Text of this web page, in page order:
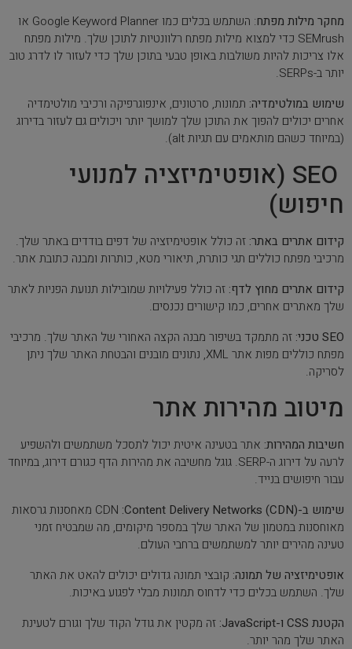
מחקר מילות מפתח
: השתמש בכלים כמו Google Keyword Planner או
SEMrush כדי למצוא מילות מפתח רלוונטיות לתוכן שלך. מילות מפתח
אלו צריכות להיות משולבות באופן טבעי בתוכן שלך כדי לעזור לו לדרג טוב
יותר ב-SERPs.
שימוש במולטימדיה: תמונות, סרטונים, אינפוגרפיקה ורכיבי מולטימדיה
אחרים יכולים להפוך את התוכן שלך למושך יותר ויכולים גם לעזור בדירוג
(במיוחד כשהם מותאמים עם תגיות alt).
SEO (אופטימיזציה למנועי
חיפוש)
קידום אתרים באתר: זה כולל אופטימיזציה של דפים בודדים באתר שלך.
מרכיבי מפתח כוללים תגי כותרת, תיאורי מטא, כותרות ומבנה כתובת אתר.
קידום אתרים מחוץ לדף: זה כולל פעילויות שמובילות תנועת הפניות לאתר
שלך מאתרים אחרים, כמו קישורים נכנסים.
SEO טכני:
זה מתמקד בשיפור מבנה הקצה האחורי של האתר שלך. מרכיבי
מפתח כוללים מפות אתר XML, נתונים מובנים והבטחת האתר שלך ניתן
לסריקה.
מיטוב מהירות אתר
חשיבות המהירות: אתר בטעינה איטית יכול לתסכל משתמשים ולהשפיע
לרעה על דירוג ה-SERP. גוגל מחשיבה את מהירות הדף כגורם דירוג, במיוחד
עבור חיפושים בנייד.
שימוש ב-
CDN :Content Delivery Networks (CDN)
מאחסנות גרסאות
מאוחסנות במטמון של האתר שלך במספר מיקומים, מה שמבטיח זמני
טעינה מהירים יותר למשתמשים ברחבי העולם.
אופטימיזציה של תמונה: קובצי תמונה גדולים יכולים להאט את האתר
שלך. השתמש בכלים כדי לדחוס תמונות מבלי לפגוע באיכות.
הקטנת CSS ו-JavaScript:
זה מקטין את גודל הקוד שלך וגורם לטעינת
האתר שלך מהר יותר.